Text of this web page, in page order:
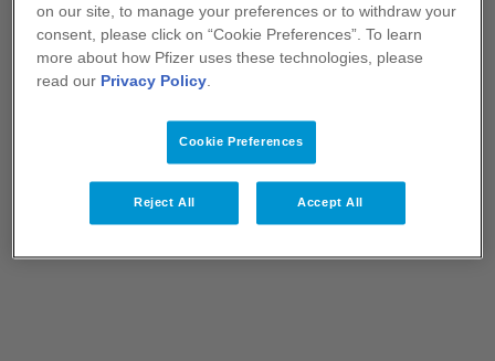
Z retrospektivní studie, která sledovala 275 pacientů
s MM v USA od ledna 2017 do června 2018,
refrakterní*, byl pozorován medián OS 9,2 měsíce,
a u pacientů, kteří byli penta-refrakterní
pozorován medián OS 5,6 měsíce.
on our site, to manage your preferences or to withdraw your
consent, please click on “Cookie Preferences”. To learn
more about how Pfizer uses these technologies, please
read our Privacy Policy.
Cookie Preferences
Reject All Accept All